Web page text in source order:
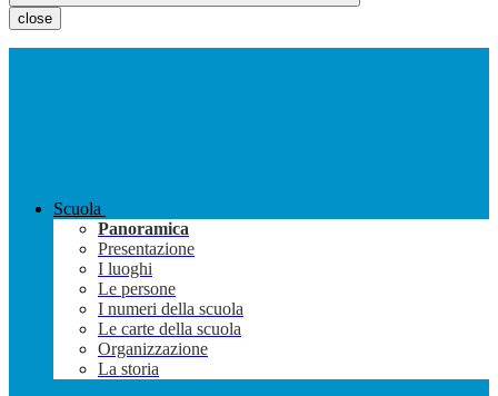
close
Scuola
Panoramica
Presentazione
I luoghi
Le persone
I numeri della scuola
Le carte della scuola
Organizzazione
La storia